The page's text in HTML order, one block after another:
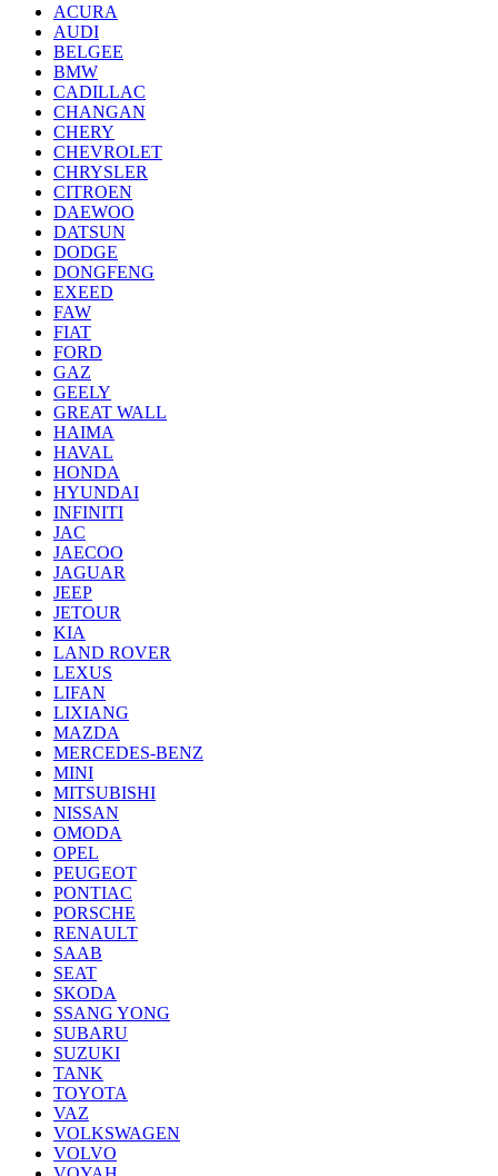
ACURA
AUDI
BELGEE
BMW
CADILLAC
CHANGAN
CHERY
CHEVROLET
CHRYSLER
CITROEN
DAEWOO
DATSUN
DODGE
DONGFENG
EXEED
FAW
FIAT
FORD
GAZ
GEELY
GREAT WALL
HAIMA
HAVAL
HONDA
HYUNDAI
INFINITI
JAC
JAECOO
JAGUAR
JEEP
JETOUR
KIA
LAND ROVER
LEXUS
LIFAN
LIXIANG
MAZDA
MERCEDES-BENZ
MINI
MITSUBISHI
NISSAN
OMODA
OPEL
PEUGEOT
PONTIAC
PORSCHE
RENAULT
SAAB
SEAT
SKODA
SSANG YONG
SUBARU
SUZUKI
TANK
TOYOTA
VAZ
VOLKSWAGEN
VOLVO